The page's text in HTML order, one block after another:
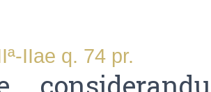
IIae q. 74 pr.